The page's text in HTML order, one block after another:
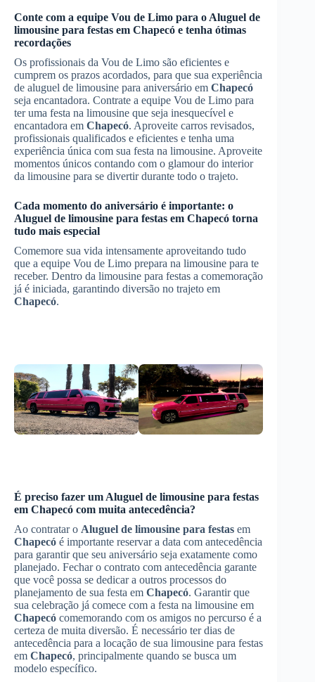
Conte com a equipe Vou de Limo para o Aluguel de
limousine para festas em Chapecó e tenha ótimas
recordações
Os profissionais da Vou de Limo são eficientes e
cumprem os prazos acordados, para que sua experiência
de aluguel de limousine para aniversário em Chapecó
seja encantadora. Contrate a equipe Vou de Limo para
ter uma festa na limousine que seja inesquecível e
encantadora em Chapecó. Aproveite carros revisados,
profissionais qualificados e eficientes e tenha uma
experiência única com sua festa na limousine. Aproveite
momentos únicos contando com o glamour do interior
da limousine para se divertir durante todo o trajeto.
Cada momento do aniversário é importante: o
Aluguel de limousine para festas em Chapecó torna
tudo mais especial
Comemore sua vida intensamente aproveitando tudo
que a equipe Vou de Limo prepara na limousine para te
receber. Dentro da limousine para festas a comemoração
já é iniciada, garantindo diversão no trajeto em
Chapecó.
É preciso fazer um Aluguel de limousine para festas
em Chapecó com muita antecedência?
Ao contratar o Aluguel de limousine para festas em
Chapecó é importante reservar a data com antecedência
para garantir que seu aniversário seja exatamente como
planejado. Fechar o contrato com antecedência garante
que você possa se dedicar a outros processos do
planejamento de sua festa em Chapecó. Garantir que
sua celebração já comece com a festa na limousine em
Chapecó comemorando com os amigos no percurso é a
certeza de muita diversão. É necessário ter dias de
antecedência para a locação de sua limousine para festas
em Chapecó, principalmente quando se busca um
modelo específico.